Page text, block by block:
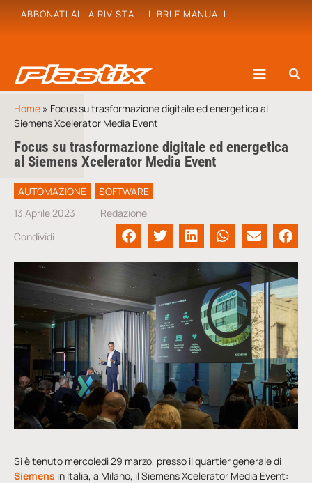
ABBONATI ALLA RIVISTA LIBRI E MANUALI
Home » Focus su trasformazione digitale ed energetica al
Siemens Xcelerator Media Event
Focus su trasformazione digitale ed energetica
al Siemens Xcelerator Media Event
AUTOMAZIONE
SOFTWARE
13 Aprile 2023
Redazione
Condividi
Si è tenuto mercoledì 29 marzo, presso il quartier generale di
Siemens in Italia, a Milano, il Siemens Xcelerator Media Event: